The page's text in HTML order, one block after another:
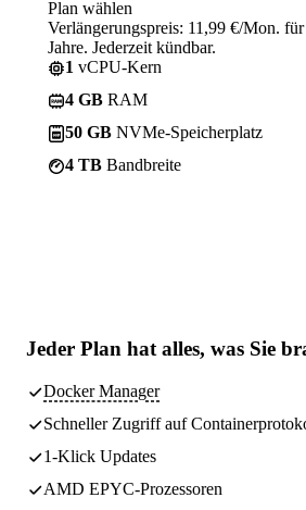
Plan wählen
Verlängerungspreis: 11,99 €/Mon. für
Jahre. Jederzeit kündbar.
1 vCPU-Kern
4 GB RAM
50 GB NVMe-Speicherplatz
4 TB Bandbreite
Jeder Plan hat alles, was Sie
Docker Manager
Schneller Zugriff auf
1-Klick Updates
AMD EPYC-Prozessoren